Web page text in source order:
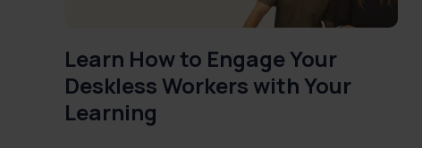
Learn How to Engage Your
Deskless Workers with Your
Learning